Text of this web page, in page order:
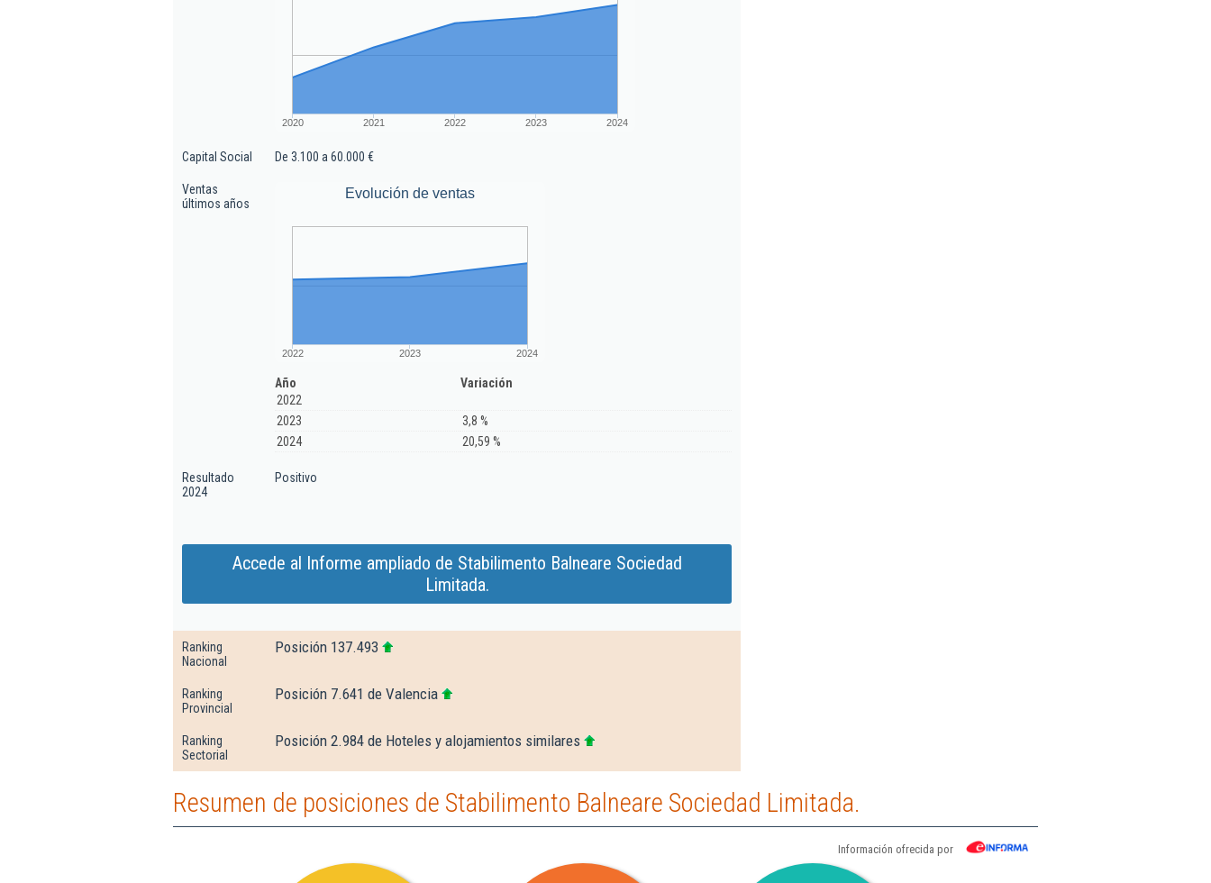
2020 2021 2022 2023 2024
Capital Social De 3.100 a 60.000 €
Ventas
últimos años
Evolución de ventas
2022 2023 2024
Año
Variación
2022
2023
3,8 %
2024
20,59 %
Resultado
2024
Positivo
Accede al Informe ampliado de Stabilimento Balneare Sociedad
Limitada.
Ranking
Nacional
Posición 137.493
Ranking
Provincial
Posición 7.641 de Valencia
Ranking
Sectorial
Posición 2.984 de Hoteles y alojamientos similares
Resumen de posiciones de Stabilimento Balneare Sociedad Limitada.
Información ofrecida por